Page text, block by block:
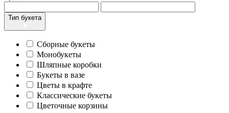
Тип букета
Сборные букеты
Монобукеты
Шляпные коробки
Букеты в вазе
Цветы в крафте
Классические букеты
Цветочные корзины